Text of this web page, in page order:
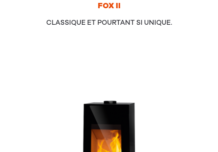
FOX II
CLASSIQUE ET POURTANT SI UNIQUE.